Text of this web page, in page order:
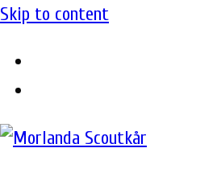
Skip to content